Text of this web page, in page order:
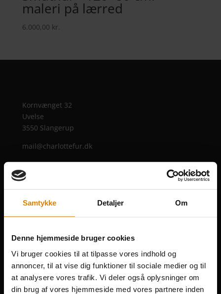
Samtykke Detaljer Om
Denne hjemmeside bruger cookies
Vi bruger cookies til at tilpasse vores indhold og
annoncer, til at vise dig funktioner til sociale medier og til
at analysere vores trafik. Vi deler også oplysninger om
din brug af vores hjemmeside med vores partnere inden
maleri på lærred
6.000,00 kr.
Kornvænget 32
Uvelse
3550 Slangerup
mail@charlottefur.dk
FØLG MED